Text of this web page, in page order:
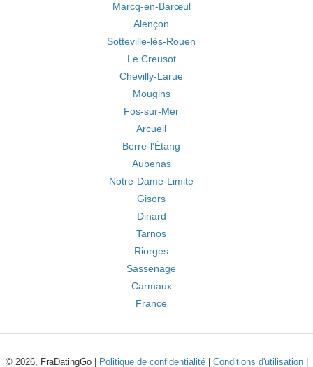
Marcq-en-Barœul
Alençon
Sotteville-lès-Rouen
Le Creusot
Chevilly-Larue
Mougins
Fos-sur-Mer
Arcueil
Berre-l'Étang
Aubenas
Notre-Dame-Limite
Gisors
Dinard
Tarnos
Riorges
Sassenage
Carmaux
France
© 2026, FraDatingGo | Politique de confidentialité| Conditions d'utilisation|